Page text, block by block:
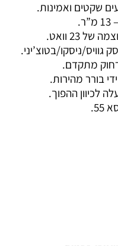
23 וואט.
ניסקו/בטוצ’יני.
מתקדם.
לכיוון ההפוך.